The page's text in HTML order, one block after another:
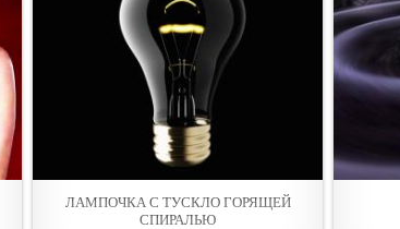
ЛАМПОЧКА С ТУСКЛО ГОРЯЩЕЙ
СПИРАЛЬЮ